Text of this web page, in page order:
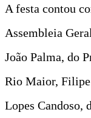
A festa contou
Assembleia
João Palma, do
Rio Maior, Filipe
Lopes Candoso,